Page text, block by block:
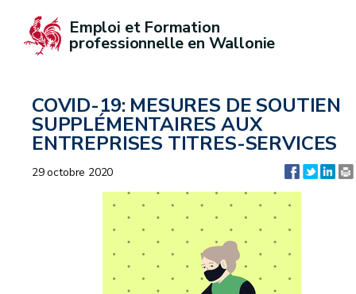
Emploi et Formation
professionnelle en Wallonie
COVID-19: MESURES DE SOUTIEN
SUPPLÉMENTAIRES AUX
ENTREPRISES TITRES-SERVICES
29 octobre 2020